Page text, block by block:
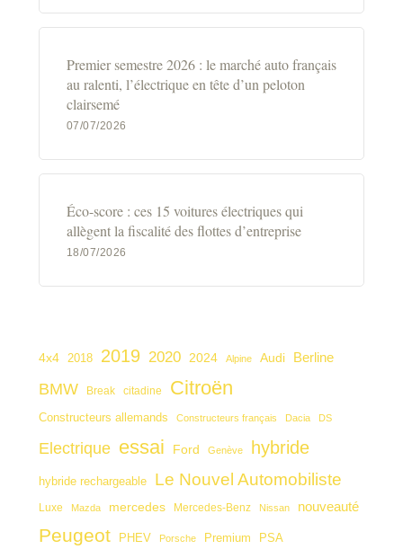
Premier semestre 2026 : le marché auto français
au ralenti, l’électrique en tête d’un peloton
clairsemé
07/07/2026
Éco-score : ces 15 voitures électriques qui
allègent la fiscalité des flottes d’entreprise
18/07/2026
4x4 2018 2019 2020 2024 Alpine Audi Berline
BMW Break citadine Citroën
Constructeurs allemands Constructeurs français Dacia DS
Electrique essai Ford Genève hybride
hybride rechargeable Le Nouvel Automobiliste
Luxe Mazda mercedes Mercedes-Benz Nissan nouveauté
Peugeot PHEV Porsche Premium PSA